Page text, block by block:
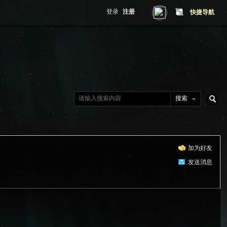
快捷导航
登录 注册
搜索
加为好友
发送消息